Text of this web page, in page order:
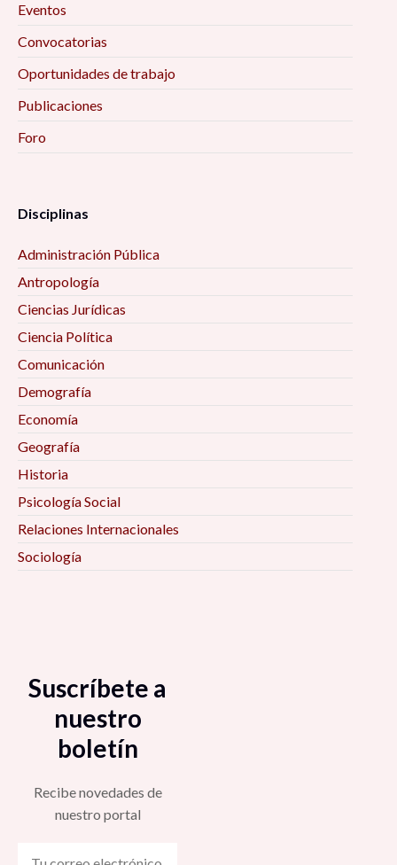
Eventos
Convocatorias
Oportunidades de trabajo
Publicaciones
Foro
Disciplinas
Administración Pública
Antropología
Ciencias Jurídicas
Ciencia Política
Comunicación
Demografía
Economía
Geografía
Historia
Psicología Social
Relaciones Internacionales
Sociología
Suscríbete a
nuestro
boletín
Recibe novedades de
nuestro portal